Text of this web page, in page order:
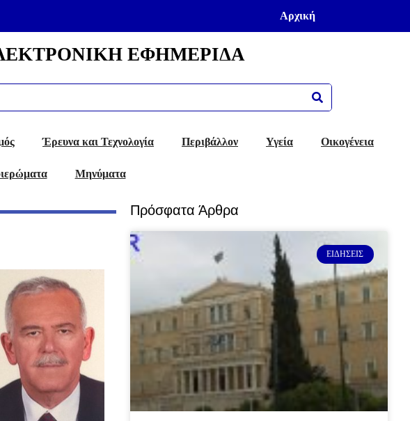
Αρχική
ΕΦΗΜΕΡΙΔΑ
Έρευνα και Τεχνολογία Περιβάλλον Υγεία Οικογένεια
Μηνύματα
Πρόσφατα Άρθρα
ΕΙΔΉΣΕΙΣ